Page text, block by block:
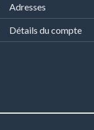
Adresses
Détails du compte